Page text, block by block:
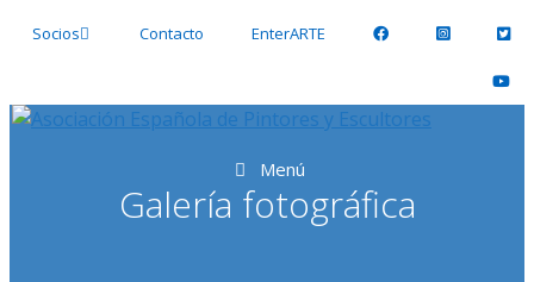
SaltarSocios Contacto EnterARTE
Menú
Galería fotográfica